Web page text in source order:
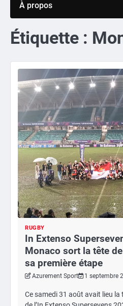
À propos
Étiquette :
RUGBY
In Extenso
Monaco sort la tête
sa première étape
Azurement Sport 1 septembre
Ce samedi 31 août avait lieu